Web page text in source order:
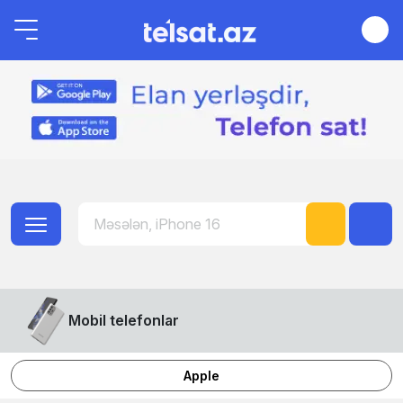
Mobil telefonlar
Honor